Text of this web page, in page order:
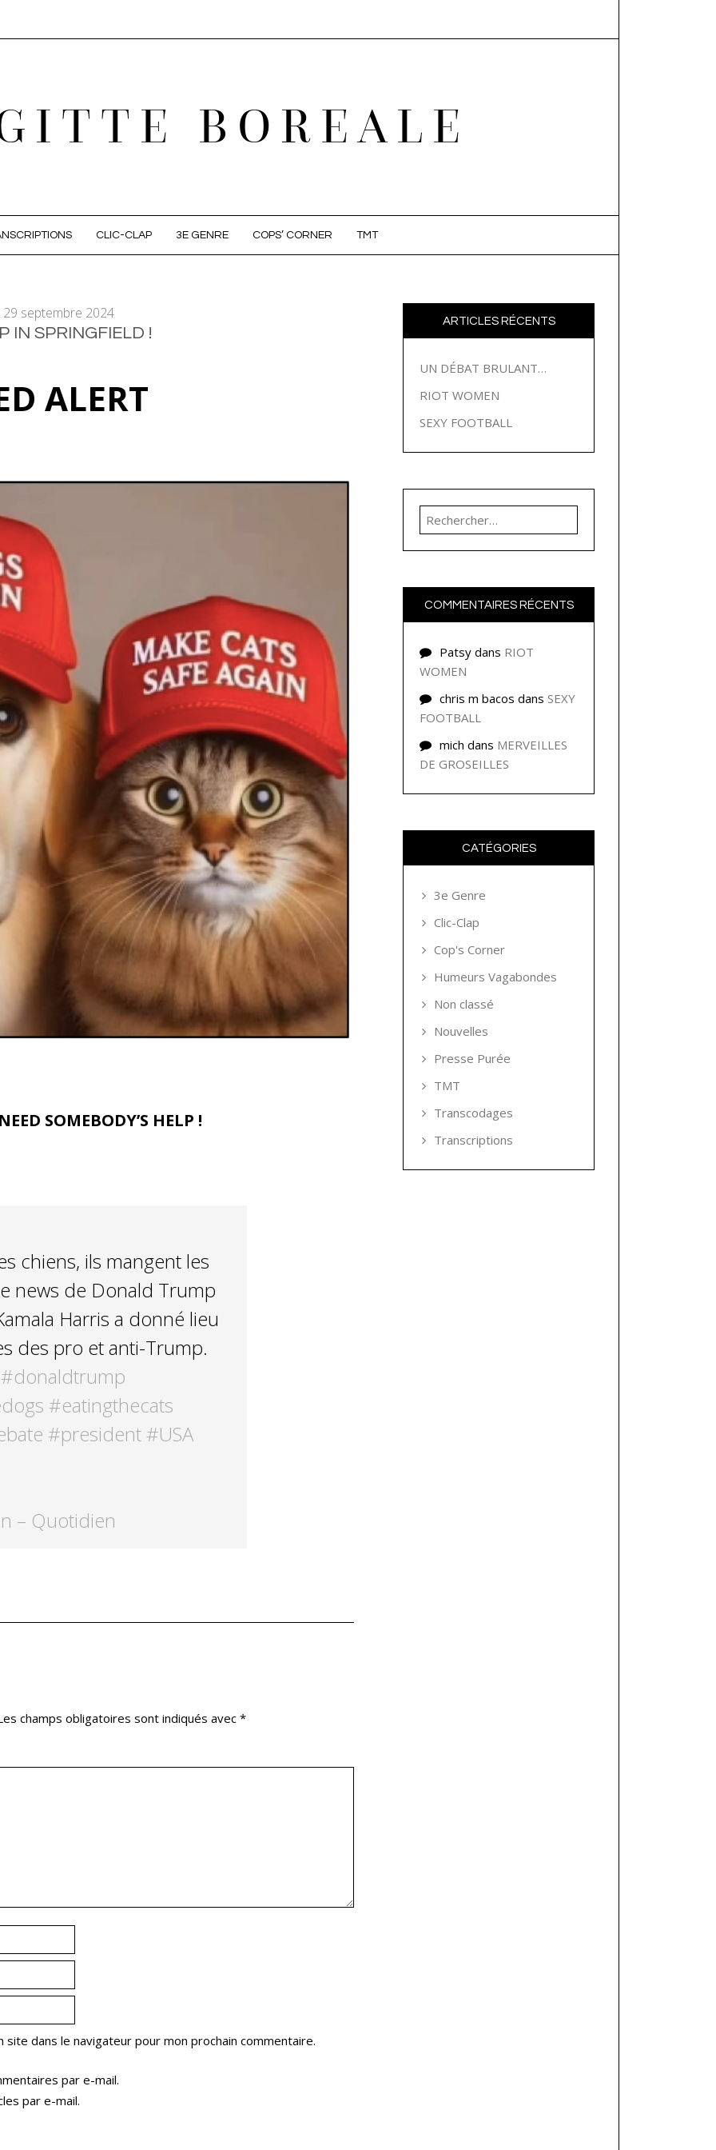
BOREALE
CLIC-CLAP 3E GENRE COPS’ CORNER TMT
29 septembre 2024
IN SPRINGFIELD !
ALERT
SOMEBODY’S HELP !
chiens, ils mangent les
news de Donald Trump
Harris a donné lieu
des pro et anti-Trump.
#donaldtrump
#eatingthecats
#president#USA
– Quotidien
champs obligatoires sont indiqués avec *
dans le navigateur pour mon prochain commentaire.
par e-mail.
par e-mail.
ARTICLES RÉCENTS
UN DÉBAT BRULANT…
RIOT WOMEN
SEXY FOOTBALL
Rechercher :
COMMENTAIRES RÉCENTS
Patsy dans RIOT
WOMEN
chris m bacos dans SEXY
FOOTBALL
mich dans MERVEILLES
DE GROSEILLES
CATÉGORIES
3e Genre
Clic-Clap
Cop's Corner
Humeurs Vagabondes
Non classé
Nouvelles
Presse Purée
TMT
Transcodages
Transcriptions